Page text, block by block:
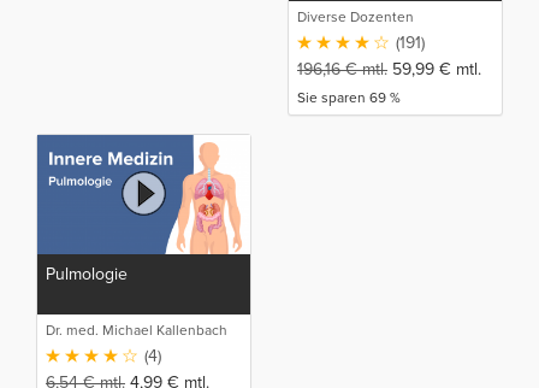
Diverse Dozenten
(191)
196,16€mtl. 59,99 € mtl.
Sie sparen 69 %
Pulmologie
Dr. med. Michael Kallenbach
(4)
6,54€mtl. 4,99 € mtl.